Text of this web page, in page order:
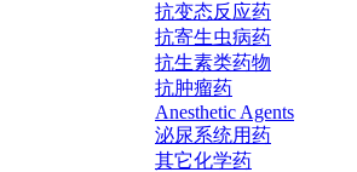
抗变态反应药
抗寄生虫病药
抗生素类药物
抗肿瘤药
Anesthetic Agents
泌尿系统用药
其它化学药